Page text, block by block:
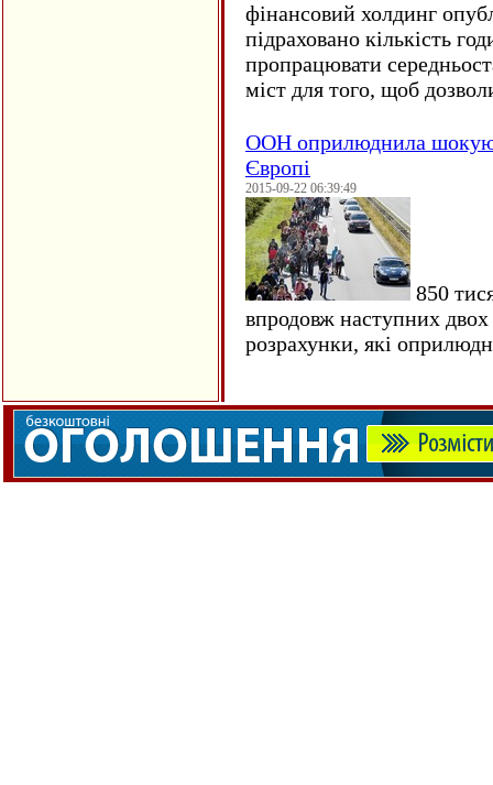
фінансовий холдинг
підраховано кількість
пропрацювати
міст для того, щоб
ООН оприлюднила
Європі
2015-09-22 06:39:49
850
впродовж наступних
розрахунки, які